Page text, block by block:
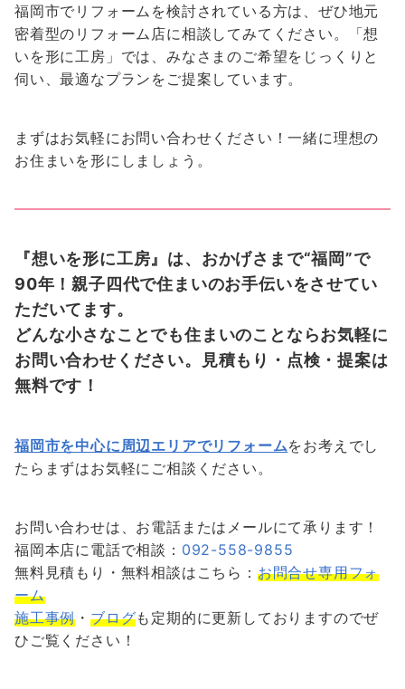
福岡市でリフォームを検討されている方は、ぜひ地元
密着型のリフォーム店に相談してみてください。「想
いを形に工房」では、みなさまのご希望をじっくりと
伺い、最適なプランをご提案しています。
まずはお気軽にお問い合わせください！一緒に理想の
お住まいを形にしましょう。
『想いを形に工房』は、おかげさまで“福岡”で
90年！親子四代で住まいのお手伝いをさせてい
ただいてます。
どんな小さなことでも住まいのことならお気軽に
お問い合わせください。見積もり・点検・提案は
無料です！
福岡市を中心に周辺エリアでリフォームをお考えでし
たらまずはお気軽にご相談ください。
お問い合わせは、お電話またはメールにて承ります！
福岡本店に電話で相談： 092-558-9855
無料見積もり・無料相談はこちら： お問合せ専用フォ
ーム
施工事例 ・ブログも定期的に更新しておりますのでぜ
ひご覧ください！